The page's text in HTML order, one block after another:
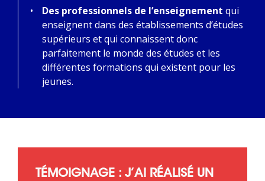
Des professionnels de l’enseignement qui
enseignent dans des établissements d’études
supérieurs et qui connaissent donc
parfaitement le monde des études et les
différentes formations qui existent pour les
jeunes.
TÉMOIGNAGE : J’AI RÉALISÉ UN